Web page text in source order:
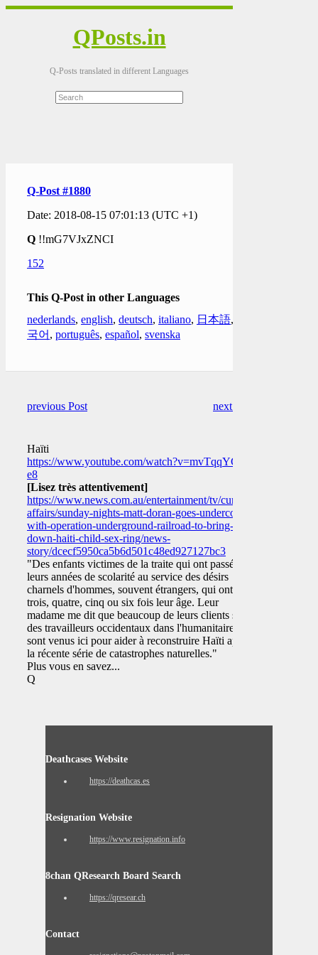
QPosts.in
Q-Posts translated in different Languages
Q-Post #1880
Date: 2018-08-15 07:01:13 (UTC +1)
Q !!mG7VJxZNCI
152
This Q-Post in other Languages
nederlands, english, deutsch, italiano, 日本語,
국어 , português, español, svenska
previous Post next Post
Haïti
https://www.youtube.com/watch?v=mvTqqYCb-
e8
[Lisez très attentivement]
https://www.news.com.au/entertainment/tv/current-
affairs/sunday-nights-matt-doran-goes-undercover-
with-operation-underground-railroad-to-bring-
down-haiti-child-sex-ring/news-
story/dcecf5950ca5b6d501c48ed927127bc3
"Des enfants victimes de la traite qui ont passé
leurs années de scolarité au service des désirs
charnels d'hommes, souvent étrangers, qui ont
trois, quatre, cinq ou six fois leur âge. Leur
madame me dit que beaucoup de leurs clients sont
des travailleurs occidentaux dans l'humanitaire qui
sont venus ici pour aider à reconstruire Haïti après
la récente série de catastrophes naturelles."
Plus vous en savez...
Q
Deathcases Website
https://deathcas.es
Resignation Website
https://www.resignation.info
8chan QResearch Board Search
https://qresear.ch
Contact